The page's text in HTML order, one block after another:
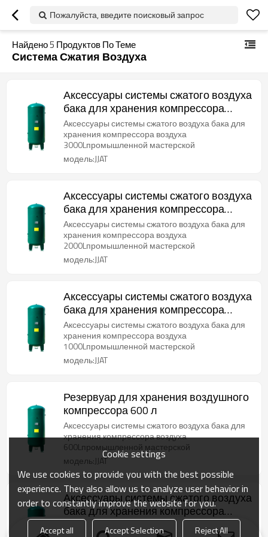
Пожалуйста, введите поисковый запрос
Найдено5 Продуктов По Теме
Система Сжатия Воздуха
Аксессуары системы сжатого воздуха
бака для хранения компрессора
воздуха 3000л
Аксессуары системы сжатого воздуха бака для
хранения компрессора воздуха
3000Lпромышленной мастерской
модель:JJAT
Аксессуары системы сжатого воздуха
бака для хранения компрессора
воздуха 2000л
Аксессуары системы сжатого воздуха бака для
хранения компрессора воздуха
2000Lпромышленной мастерской
модель:JJAT
Аксессуары системы сжатого воздуха
бака для хранения компрессора
воздуха 1000 л
Аксессуары системы сжатого воздуха бака для
хранения компрессора воздуха
1000Lпромышленной мастерской
модель:JJAT
Резервуар для хранения воздушного
компрессора 600 л
Аксессуары системы сжатого воздуха бака для
хранения компрессора воздуха
600Lпромышленной мастерской
модель:JJAT
Аксессуары системы сжатого воздуха
бака для хранения компрессора
воздуха 300 л
Аксессуары системы сжатого воздуха бака для
Cookie settings
We use cookies to provide you with the best possible
experience. They also allow us to analyze user behavior in
order to constantly improve the website for you.
Accept all Accept Selection Reject All